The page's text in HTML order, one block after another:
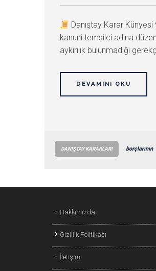
Danıştay Karar
kanuni temsilci adına
aykırılık bulunmadığı
DEVAMINI OKU
DANIŞTAY KARARLARI borçlarının
Hakkımızda
Gizlilik Politikası
İletişim